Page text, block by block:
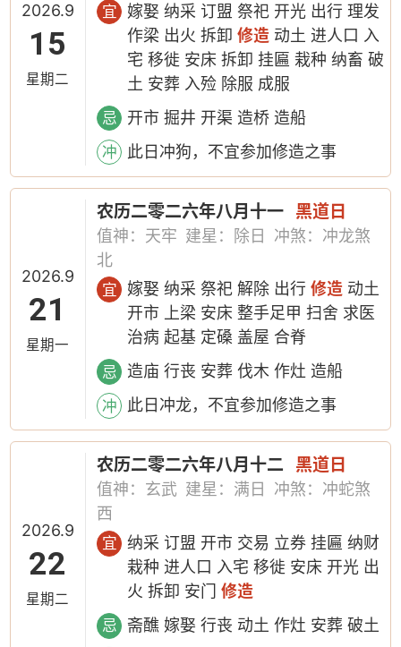
2026.9
15
星期二
宜
嫁娶 纳采 订盟 祭祀 开光 出行 理发
作梁 出火 拆卸修造 动土 进人口 入
宅 移徙 安床 拆卸 挂匾 栽种 纳畜 破
土 安葬 入殓 除服 成服
忌 开市 掘井 开渠 造桥 造船
冲 此日冲狗，不宜参加修造之事
2026.9
21
星期一
农历二零二六年八月十一 黑道日
值神：天牢 建星：除日
冲煞：冲龙煞
北
宜 嫁娶 纳采 祭祀 解除 出行修造 动土
开市 上梁 安床 整手足甲 扫舍 求医
治病 起基 定磉 盖屋 合脊
忌 造庙 行丧 安葬 伐木 作灶 造船
冲 此日冲龙，不宜参加修造之事
2026.9
22
星期二
农历二零二六年八月十二 黑道日
值神：玄武 建星：满日
冲煞：冲蛇煞
西
宜
纳采 订盟 开市 交易 立券 挂匾 纳财
栽种 进人口 入宅 移徙 安床 开光 出
火 拆卸 安门修造
忌 斋醮 嫁娶 行丧 动土 作灶 安葬 破土